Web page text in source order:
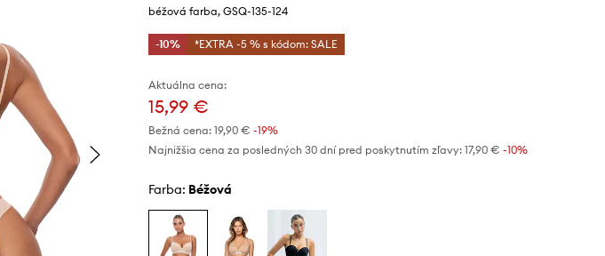
béžová farba, GSQ-135-124
-10% *EXTRA -5 % s kódom: SALE
Aktuálna cena:
15,99 €
Bežná cena: 19,90 € -19%
Najnižšia cena za posledných 30 dní pred poskytnutím zľavy: 17,90 € -10%
Farba: béžová